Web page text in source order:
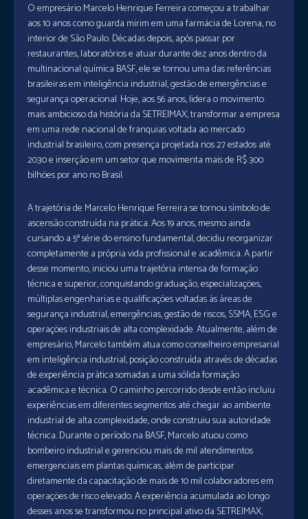
O empresário Marcelo Henrique Ferreira começou a trabalhar
aos 10 anos como guarda mirim em uma farmácia de Lorena, no
interior de São Paulo. Décadas depois, após passar por
restaurantes, laboratórios e atuar durante dez anos dentro da
multinacional química BASF, ele se tornou uma das referências
brasileiras em inteligência industrial, gestão de emergências e
segurança operacional. Hoje, aos 56 anos, lidera o movimento
mais ambicioso da história da SETREIMAX, transformar a empresa
em uma rede nacional de franquias voltada ao mercado
industrial brasileiro, com presença projetada nos 27 estados até
2030 e inserção em um setor que movimenta mais de R$ 300
bilhões por ano no Brasil.
A trajetória de Marcelo Henrique Ferreira se tornou símbolo de
ascensão construída na prática. Aos 19 anos, mesmo ainda
cursando a 5ª série do ensino fundamental, decidiu reorganizar
completamente a própria vida profissional e acadêmica. A partir
desse momento, iniciou uma trajetória intensa de formação
técnica e superior, conquistando graduação, especializações,
múltiplas engenharias e qualificações voltadas às áreas de
segurança industrial, emergências, gestão de riscos, SSMA, ESG e
operações industriais de alta complexidade. Atualmente, além de
empresário, Marcelo também atua como conselheiro empresarial
em inteligência industrial, posição construída através de décadas
de experiência prática somadas a uma sólida formação
acadêmica e técnica. O caminho percorrido desde então incluiu
experiências em diferentes segmentos até chegar ao ambiente
industrial de alta complexidade, onde construiu sua autoridade
técnica. Durante o período na BASF, Marcelo atuou como
bombeiro industrial e gerenciou mais de mil atendimentos
emergenciais em plantas químicas, além de participar
diretamente da capacitação de mais de 10 mil colaboradores em
operações de risco elevado. A experiência acumulada ao longo
desses anos se transformou no principal ativo da SETREIMAX,